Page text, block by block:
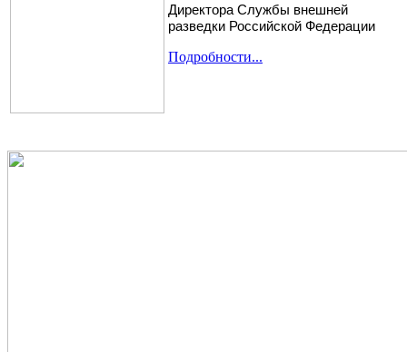
Директора Службы внешней
разведки Российской Федерации
Подробности...